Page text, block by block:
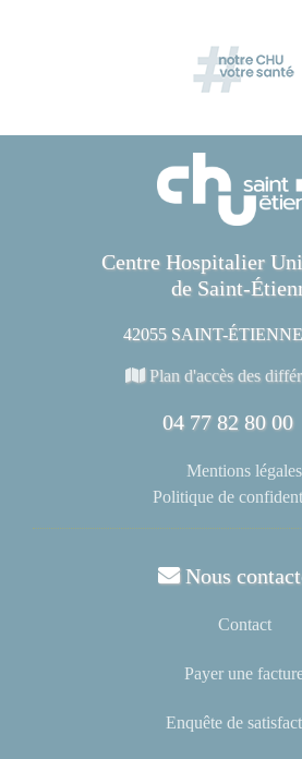
Centre Hospitalier
de Saint-
42055 SAINT-
Plan d'accès des
04 77 82 80 00
Mentions légales
Politique de
Nous
Contact
Payer une
Enquête de